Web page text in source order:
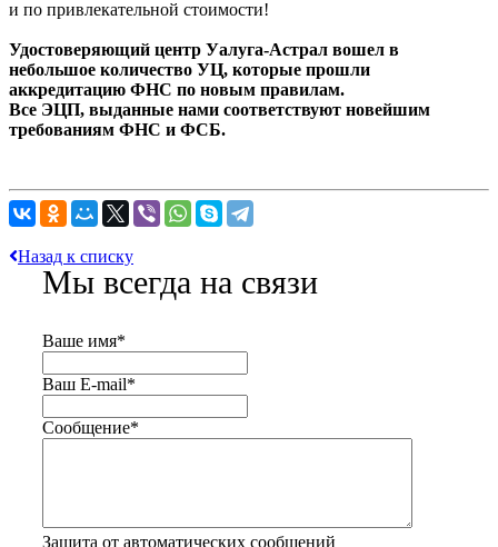
и по привлекательной стоимости!
Удостоверяющий центр Уалуга-Астрал вошел в
небольшое количество УЦ, которые прошли
аккредитацию ФНС по новым правилам.
Все ЭЦП, выданные нами соответствуют новейшим
требованиям ФНС и ФСБ.
Назад к списку
Мы всегда на связи
Ваше имя*
Ваш E-mail*
Сообщение*
Защита от автоматических сообщений